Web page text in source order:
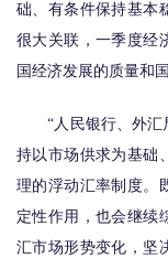
础、有条件保持基本
很大关联，一季度经
国经济发展的质量和
“人民银行、外汇
持以市场供求为基础
理的浮动汇率制度。
定性作用，也会继续
汇市场形势变化，坚